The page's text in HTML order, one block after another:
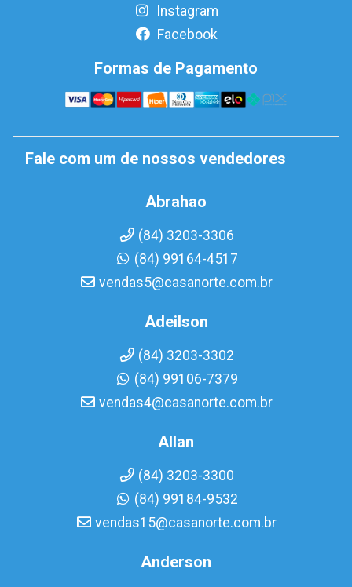
Instagram
Facebook
Formas de Pagamento
Fale com um de nossos vendedores
Abrahao
(84) 3203-3306
(84) 99164-4517
vendas5@casanorte.com.br
Adeilson
(84) 3203-3302
(84) 99106-7379
vendas4@casanorte.com.br
Allan
(84) 3203-3300
(84) 99184-9532
vendas15@casanorte.com.br
Anderson